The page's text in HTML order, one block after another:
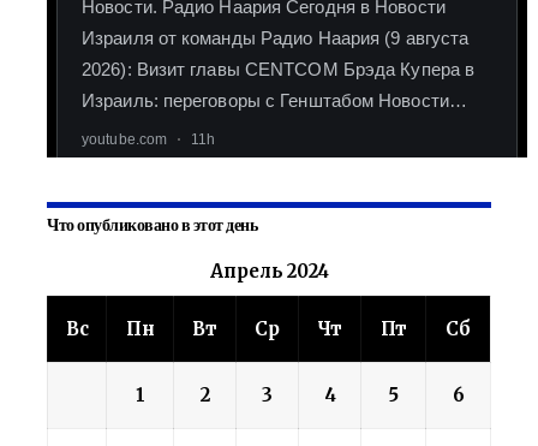
Что опубликовано в этот день
Апрель 2024
Вс Пн Вт Ср Чт Пт Сб
1 2 3 4 5 6